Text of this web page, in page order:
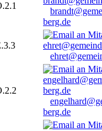
berg.de
berg.de